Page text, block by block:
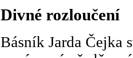
Divné rozloučení
Básník Jarda Čejka